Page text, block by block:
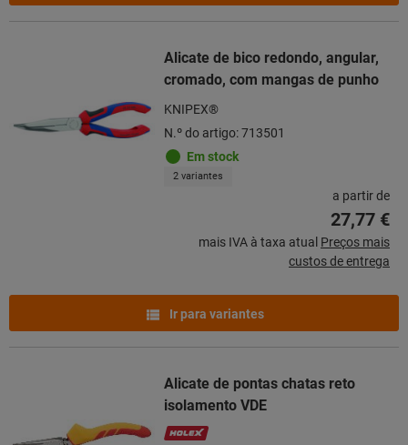
Alicate de bico redondo, angular,
cromado, com mangas de punho
KNIPEX®
N.º do artigo: 713501
Em stock
2 variantes
a partir de
27,77 €
mais IVA à taxa atual Preços mais
custos de entrega
Ir para variantes
Alicate de pontas chatas reto
isolamento VDE